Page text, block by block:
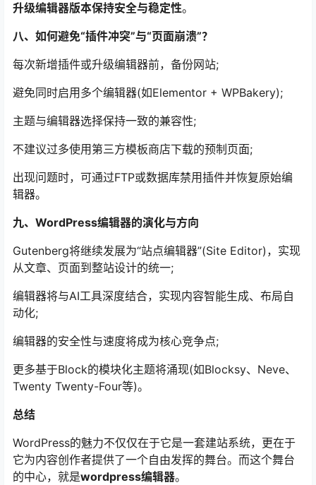
升级编辑器版本保持安全与稳定性。
八、如何避免“插件冲突”与“页面崩溃”？
每次新增插件或升级编辑器前，备份网站;
避免同时启用多个编辑器(如Elementor + WPBakery);
主题与编辑器选择保持一致的兼容性;
不建议过多使用第三方模板商店下载的预制页面;
出现问题时，可通过FTP或数据库禁用插件并恢复原始编
辑器。
九、WordPress编辑器的演化与方向
Gutenberg将继续发展为“站点编辑器”(Site Editor)，实现
从文章、页面到整站设计的统一;
编辑器将与AI工具深度结合，实现内容智能生成、布局自
动化;
编辑器的安全性与速度将成为核心竞争点;
更多基于Block的模块化主题将涌现(如Blocksy、Neve、
Twenty Twenty-Four等)。
总结
WordPress的魅力不仅仅在于它是一套建站系统，更在于
它为内容创作者提供了一个自由发挥的舞台。而这个舞台
的中心，就是wordpress编辑器。